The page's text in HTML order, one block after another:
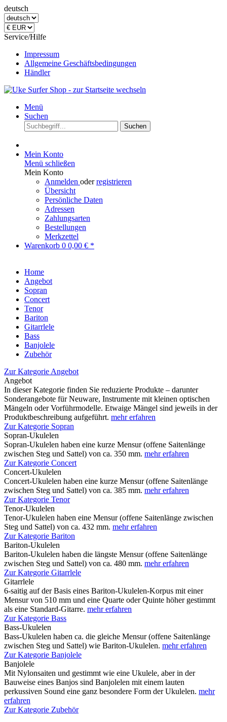
deutsch
Service/Hilfe
Impressum
Allgemeine Geschäftsbedingungen
Händler
Menü
Suchen
Suchen
Mein Konto
Menü schließen
Mein Konto
Anmelden oderregistrieren
Übersicht
Persönliche Daten
Adressen
Zahlungsarten
Bestellungen
Merkzettel
Warenkorb 0 0,00 € *
Home
Angebot
Sopran
Concert
Tenor
Bariton
Gitarrlele
Bass
Banjolele
Zubehör
Zur Kategorie Angebot
Angebot
In dieser Kategorie finden Sie reduzierte Produkte – darunter
Sonderangebote für Neuware, Instrumente mit kleinen optischen
Mängeln oder Vorführmodelle. Etwaige Mängel sind jeweils in der
Produktbeschreibung aufgeführt. mehr erfahren
Zur Kategorie Sopran
Sopran-Ukulelen
Sopran-Ukulelen haben eine kurze Mensur (offene Saitenlänge
zwischen Steg und Sattel) von ca. 350 mm. mehr erfahren
Zur Kategorie Concert
Concert-Ukulelen
Concert-Ukulelen haben eine kurze Mensur (offene Saitenlänge
zwischen Steg und Sattel) von ca. 385 mm. mehr erfahren
Zur Kategorie Tenor
Tenor-Ukulelen
Tenor-Ukulelen haben eine Mensur (offene Saitenlänge zwischen
Steg und Sattel) von ca. 432 mm. mehr erfahren
Zur Kategorie Bariton
Bariton-Ukulelen
Bariton-Ukulelen haben die längste Mensur (offene Saitenlänge
zwischen Steg und Sattel) von ca. 480 mm. mehr erfahren
Zur Kategorie Gitarrlele
Gitarrlele
6-saitig auf der Basis eines Bariton-Ukulelen-Korpus mit einer
Mensur von 510 mm und eine Quarte oder Quinte höher gestimmt
als eine Standard-Gitarre. mehr erfahren
Zur Kategorie Bass
Bass-Ukulelen
Bass-Ukulelen haben ca. die gleiche Mensur (offene Saitenlänge
zwischen Steg und Sattel) wie Bariton-Ukulelen. mehr erfahren
Zur Kategorie Banjolele
Banjolele
Mit Nylonsaiten und gestimmt wie eine Ukulele, aber in der
Bauweise eines Banjos sind Banjolelen mit einem lauten
perkussiven Sound eine ganz besondere Form der Ukulelen. mehr
erfahren
Zur Kategorie Zubehör